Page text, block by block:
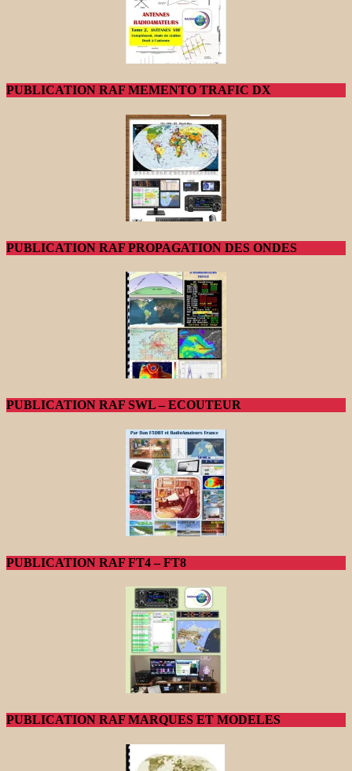
PUBLICATION RAF MEMENTO TRAFIC DX
PUBLICATION RAF PROPAGATION DES ONDES
PUBLICATION RAF SWL – ECOUTEUR
PUBLICATION RAF FT4 – FT8
PUBLICATION RAF MARQUES ET MODELES